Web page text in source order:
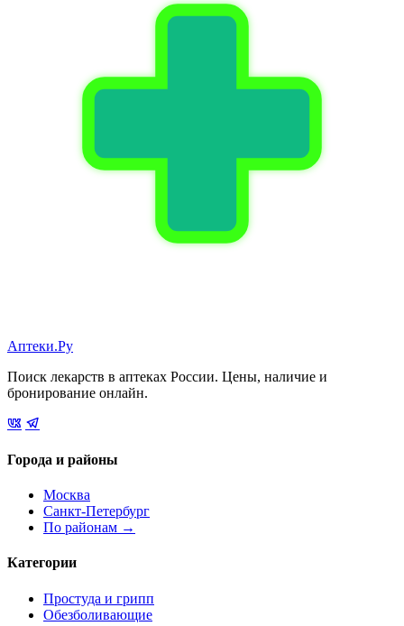
Аптеки.Ру
Поиск лекарств в аптеках России. Цены, наличие и
бронирование онлайн.
Города и районы
Москва
Санкт-Петербург
По районам →
Категории
Простуда и грипп
Обезболивающие